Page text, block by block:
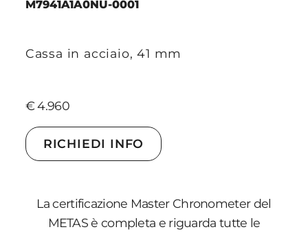
M7941A1A0NU-0001
Cassa in acciaio, 41 mm
€ 4.960
RICHIEDI INFO
La certificazione Master Chronometer del
METAS è completa e riguarda tutte le